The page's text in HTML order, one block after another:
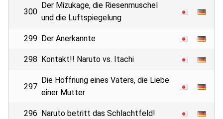
300
Der Mizukage, die Riesenmuschel
und die Luftspiegelung
299 Der Anerkannte
298 Kontakt!! Naruto vs. Itachi
297
Die Hoffnung eines Vaters, die Liebe
einer Mutter
296 Naruto betritt das Schlachtfeld!